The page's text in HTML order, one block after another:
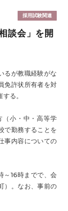
採用試験関連
談会」を開
るが教職経験がな
免許状所有者を対
る。
小・中・高等学
で勤務することを
事内容についての
～16時までで、会
）。なお、事前の